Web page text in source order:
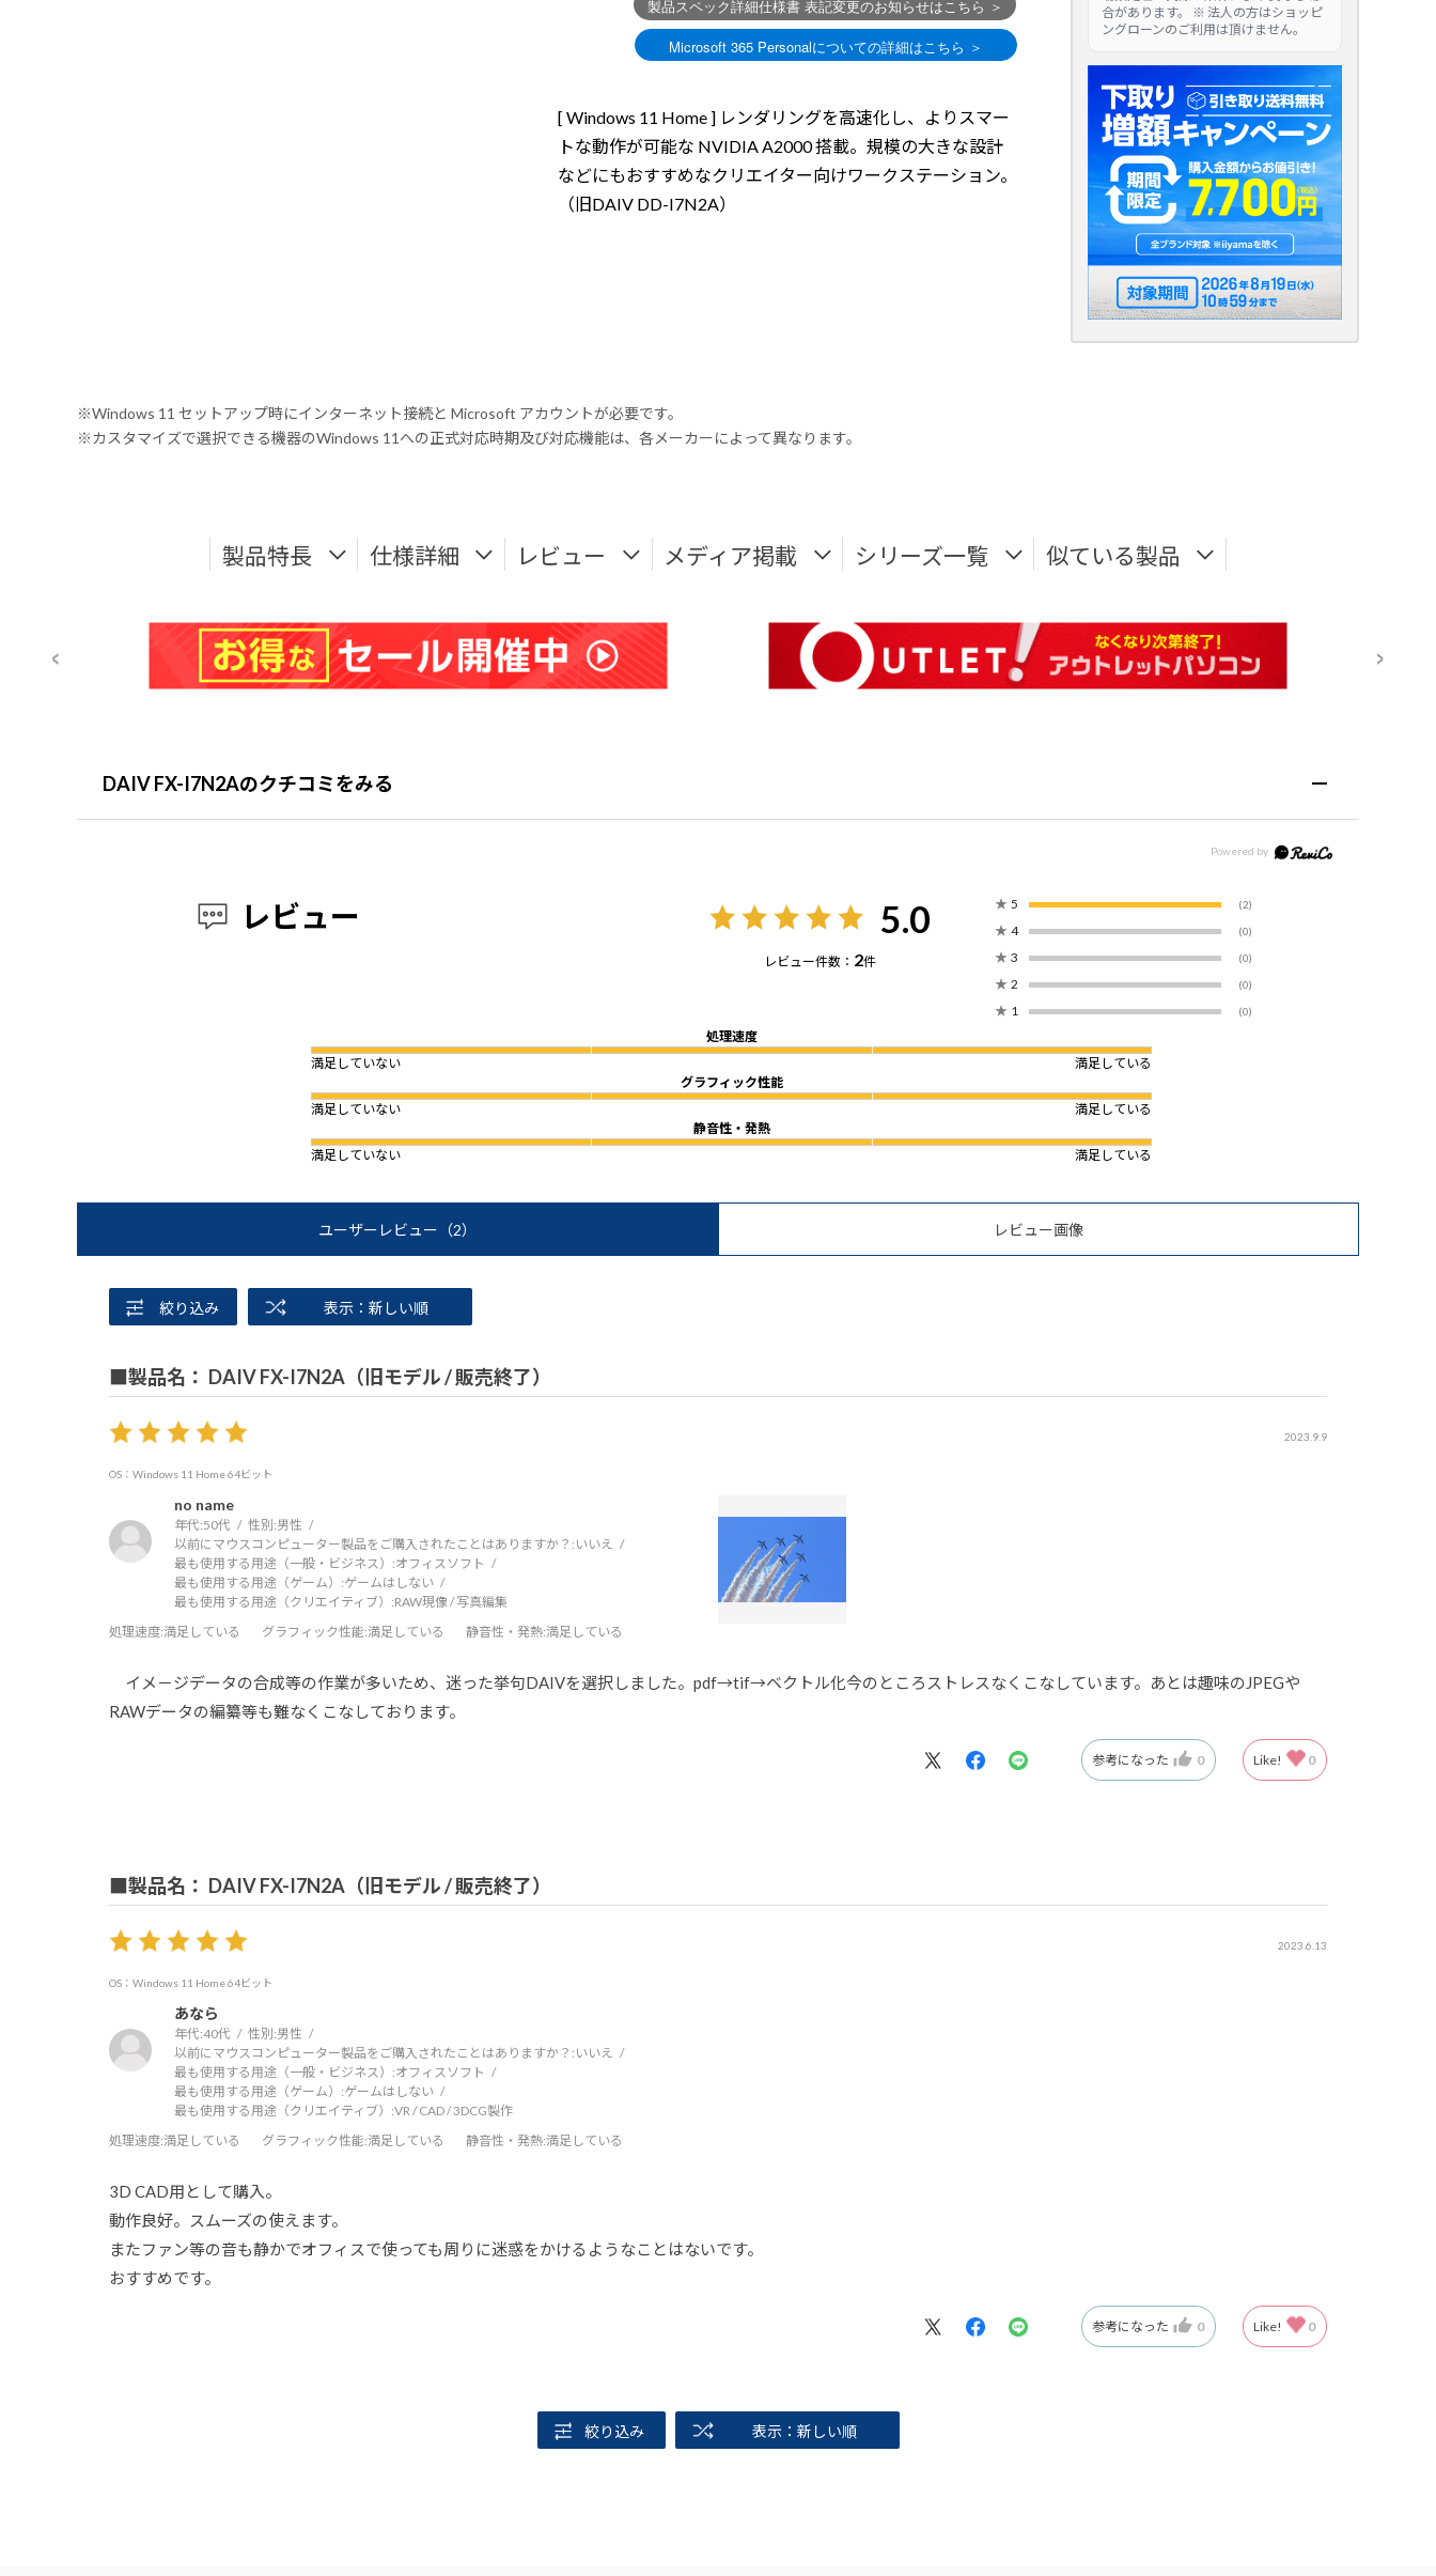
[ Windows 11 Home ] レンダリングを高速化し、よりスマー
トな動作が可能な NVIDIA A2000 搭載。規模の大きな設計
などにもおすすめなクリエイター向けワークステーション。
（旧DAIV DD-I7N2A）
合があります。 ※ 法人の方はショッピ
ングローンのご利用は頂けません。
※Windows 11 セットアップ時にインターネット接続と Microsoft アカウントが必要です。
※カスタマイズで選択できる機器のWindows 11への正式対応時期及び対応機能は、各メーカーによって異なります。
製品特長 仕様詳細 レビュー メディア掲載 シリーズ一覧 似ている製品
DAIV FX-I7N2Aのクチコミをみる
レビュー 5.0
レビュー件数： 2件
★ 5 (2)
★ 4 (0)
★ 3 (0)
★ 2 (0)
★ 1 (0)
処理速度
満足していない
満足している
グラフィック性能
満足していない
満足している
静音性・発熱
満足していない
満足している
ユーザーレビュー （2） レビュー画像
絞り込み 表示：新しい順
■製品名： DAIV FX-I7N2A（旧モデル / 販売終了）
2023.9.9
OS：Windows 11 Home 64ビット
no name
年代:50代 性別:男性
以前にマウスコンピューター製品をご購入されたことはありますか？: いいえ
最も使用する用途（一般・ビジネス）:オフィスソフト
最も使用する用途（ゲーム）:ゲームはしない
最も使用する用途（クリエイティブ）:RAW現像 / 写真編集
処理速度:満足している グラフィック性能:満足している 静音性・発熱:満足している
イメ－ジデータの合成等の作業が多いため、迷った挙句DAIVを選択しました。pdf→tif→ベクトル化今のところストレスなくこなしています。あとは趣味のJPEGや
RAWデータの編纂等も難なくこなしております。
参考になった 0 Like! 0
■製品名： DAIV FX-I7N2A（旧モデル / 販売終了）
2023.6.13
OS：Windows 11 Home 64ビット
あなら
年代:40代 性別:男性
以前にマウスコンピューター製品をご購入されたことはありますか？: いいえ
最も使用する用途（一般・ビジネス）:オフィスソフト
最も使用する用途（ゲーム）:ゲームはしない
最も使用する用途（クリエイティブ）:VR / CAD / 3DCG製作
処理速度:満足している グラフィック性能:満足している 静音性・発熱:満足している
3D CAD用として購入。
動作良好。スムーズの使えます。
またファン等の音も静かでオフィスで使っても周りに迷惑をかけるようなことはないです。
おすすめです。
参考になった 0 Like! 0
絞り込み 表示：新しい順